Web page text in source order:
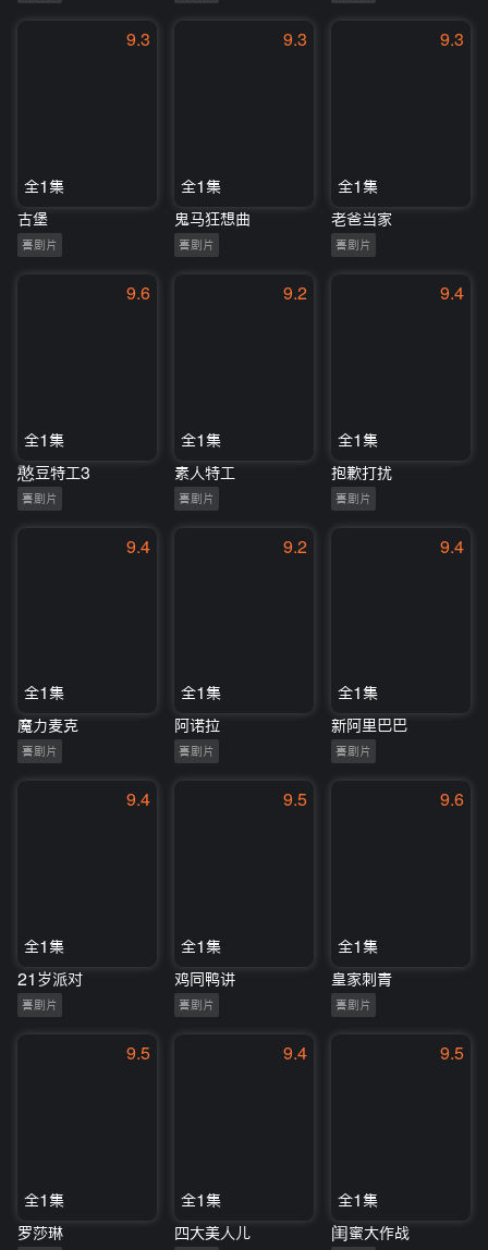
9.3
全1集
古堡
喜剧片
9.3
全1集
鬼马狂想曲
喜剧片
9.3
全1集
老爸当家
喜剧片
9.6
全1集
憨豆特工3
喜剧片
9.2
全1集
素人特工
喜剧片
9.4
全1集
抱歉打扰
喜剧片
9.4
全1集
魔力麦克
喜剧片
9.2
全1集
阿诺拉
喜剧片
9.4
全1集
新阿里巴巴
喜剧片
9.4
全1集
21岁派对
喜剧片
9.5
全1集
鸡同鸭讲
喜剧片
9.6
全1集
皇家刺青
喜剧片
9.5
全1集
罗莎琳
9.4
全1集
四大美人儿
9.5
全1集
闺蜜大作战